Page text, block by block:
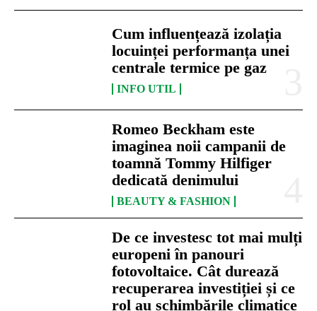
Cum influențează izolația
locuinței performanța unei
centrale termice pe gaz
INFO UTIL
Romeo Beckham este
imaginea noii campanii de
toamnă Tommy Hilfiger
dedicată denimului
BEAUTY & FASHION
De ce investesc tot mai mulți
europeni în panouri
fotovoltaice. Cât durează
recuperarea investiției și ce
rol au schimbările climatice